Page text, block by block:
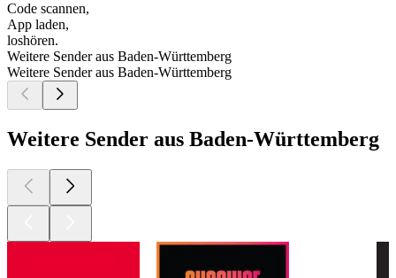
Code scannen,
App laden,
loshören.
Weitere Sender aus Baden-Württemberg
Weitere Sender aus Baden-Württemberg
Weitere Sender aus Baden-Württemberg